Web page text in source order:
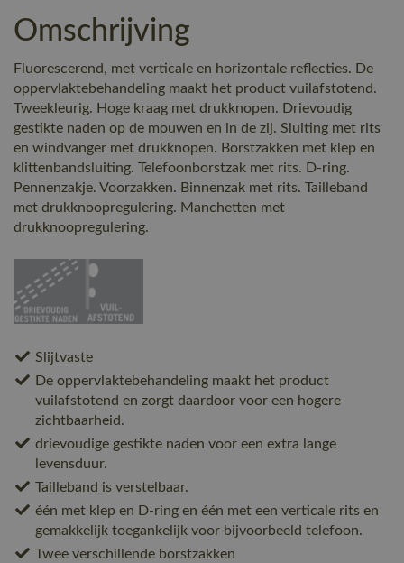
Omschrijving
Fluorescerend, met verticale en horizontale reflecties. De
oppervlaktebehandeling maakt het product vuilafstotend.
Tweekleurig. Hoge kraag met drukknopen. Drievoudig
gestikte naden op de mouwen en in de zij. Sluiting met rits
en windvanger met drukknopen. Borstzakken met klep en
klittenbandsluiting. Telefoonborstzak met rits. D-ring.
Pennenzakje. Voorzakken. Binnenzak met rits. Tailleband
met drukknoopregulering. Manchetten met
drukknoopregulering.
Slijtvaste
De oppervlaktebehandeling maakt het product
vuilafstotend en zorgt daardoor voor een hogere
zichtbaarheid.
drievoudige gestikte naden voor een extra lange
levensduur.
Tailleband is verstelbaar.
één met klep en D-ring en één met een verticale rits en
gemakkelijk toegankelijk voor bijvoorbeeld telefoon.
Twee verschillende borstzakken